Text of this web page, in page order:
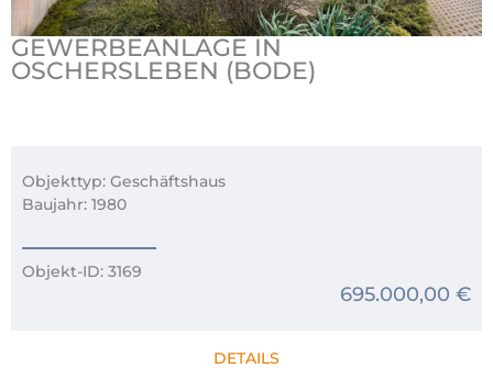
GEWERBEANLAGE IN
OSCHERSLEBEN (BODE)
Objekttyp: Geschäftshaus
Baujahr: 1980
Objekt-ID: 3169
695.000,00 €
DETAILS